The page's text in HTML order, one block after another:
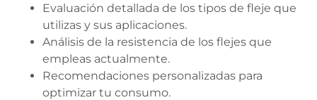
Evaluación detallada de los tipos de fleje que
utilizas y sus aplicaciones.
Análisis de la resistencia de los flejes que
empleas actualmente.
Recomendaciones personalizadas para
optimizar tu consumo.